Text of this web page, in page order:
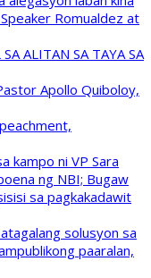
Romualdez at
ALITAN SA TAYA SA
Apollo Quiboloy,
kampo ni VP Sara
ng NBI; Bugaw
sa pagkakadawit
solusyon sa
paaralan,